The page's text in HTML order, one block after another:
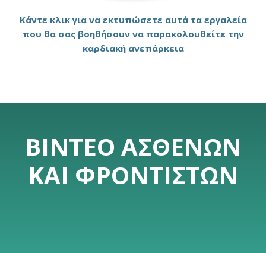
Κάντε κλικ για να εκτυπώσετε αυτά τα εργαλεία
που θα σας βοηθήσουν να παρακολουθείτε την
καρδιακή ανεπάρκεια
ΒΊΝΤΕΟ ΑΣΘΕΝΏΝ
ΚΑΙ ΦΡΟΝΤΙΣΤΏΝ